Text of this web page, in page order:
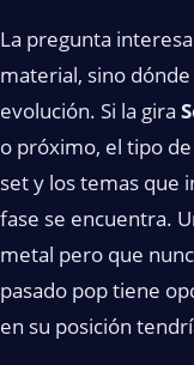
La pregunta
material, sino
evolución. Si la gira
o próximo, el tipo
set y los temas que
fase se encuentra.
metal pero que
pasado pop tiene
en su posición